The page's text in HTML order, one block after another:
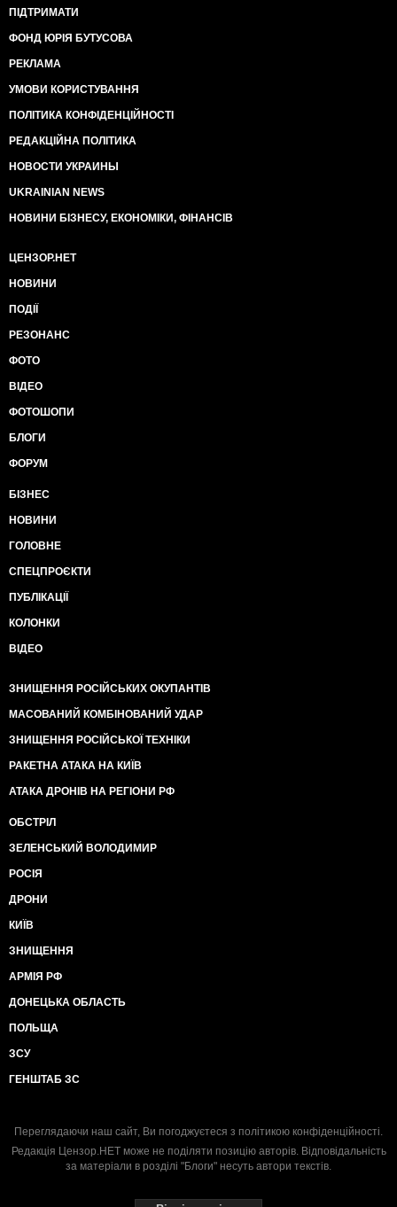
ПІДТРИМАТИ
ФОНД ЮРІЯ БУТУСОВА
РЕКЛАМА
УМОВИ КОРИСТУВАННЯ
ПОЛІТИКА КОНФІДЕНЦІЙНОСТІ
РЕДАКЦІЙНА ПОЛІТИКА
НОВОСТИ УКРАИНЫ
UKRAINIAN NEWS
НОВИНИ БІЗНЕСУ, ЕКОНОМІКИ, ФІНАНСІВ
ЦЕНЗОР.НЕТ
НОВИНИ
ПОДІЇ
РЕЗОНАНС
ФОТО
ВІДЕО
ФОТОШОПИ
БЛОГИ
ФОРУМ
БІЗНЕС
НОВИНИ
ГОЛОВНЕ
СПЕЦПРОЄКТИ
ПУБЛІКАЦІЇ
КОЛОНКИ
ВІДЕО
ЗНИЩЕННЯ РОСІЙСЬКИХ ОКУПАНТІВ
МАСОВАНИЙ КОМБІНОВАНИЙ УДАР
ЗНИЩЕННЯ РОСІЙСЬКОЇ ТЕХНІКИ
РАКЕТНА АТАКА НА КИЇВ
АТАКА ДРОНІВ НА РЕГІОНИ РФ
ОБСТРІЛ
ЗЕЛЕНСЬКИЙ ВОЛОДИМИР
РОСІЯ
ДРОНИ
КИЇВ
ЗНИЩЕННЯ
АРМІЯ РФ
ДОНЕЦЬКА ОБЛАСТЬ
ПОЛЬЩА
ЗСУ
ГЕНШТАБ ЗС
Переглядаючи наш сайт, Ви погоджуєтеся з політикою конфіденційності.
Редакція Цензор.НЕТ може не поділяти позицію авторів. Відповідальність
за матеріали в розділі "Блоги" несуть автори текстів.